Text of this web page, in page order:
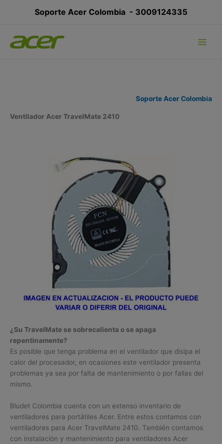
Soporte Acer Colombia - 3009124335
Soporte Acer Colombia
Ventilador Acer TravelMate 2410
¿Su TravelMate se sobrecalienta o se apaga
repentinamente?
Es posible que tenga problema en el ventilador que disipa el
calor del procesador, en ocasiones este ventilador presenta
problemas ya sea por falta de mantenimiento o por fallas del
mismo.
Bludet Colombia cuenta con un extenso inventario de
ventiladores para portátiles Acer. Entre estos contamos con
ventiladores para Acer TravelMate 2410. También contamos
con instalación y mantenimiento para ventiladores Acer